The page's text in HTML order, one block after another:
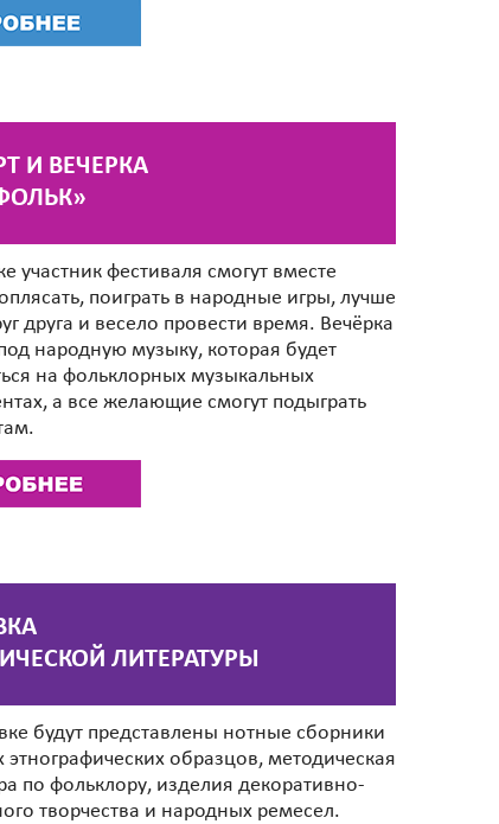
И ВЕЧЕРКА
участник фестиваля смогут вместе
поиграть в народные игры, лучше
друга и весело провести время. Вечёрка
народную музыку, которая будет
на фольклорных музыкальных
а все желающие смогут подыграть
ЛИТЕРАТУРЫ
будут представлены нотные сборники
этнографических образцов, методическая
по фольклору, изделия декоративно-
творчества и народных ремесел.